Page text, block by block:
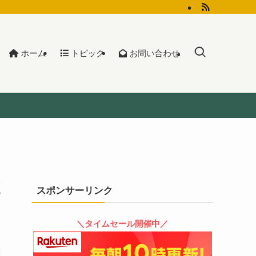
ホーム トピック お問い合わせ
スポンサーリンク
＼タイムセール開催中／